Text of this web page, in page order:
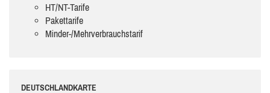
HT/NT-Tarife
Pakettarife
Minder-/Mehrverbrauchstarif
DEUTSCHLANDKARTE